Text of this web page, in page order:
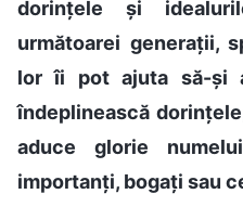
dorințele și
următoarei generații,
lor îi pot ajuta să-și
îndeplinească
aduce glorie
importanți, bogați sau